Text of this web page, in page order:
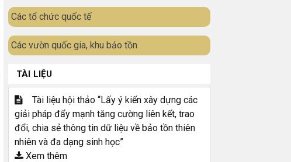
Các tổ chức quốc tế
Các vườn quốc gia, khu bảo tồn
TÀI LIỆU
Tài liệu hội thảo “Lấy ý kiến xây dựng các
giải pháp đẩy mạnh tăng cường liên kết, trao
đổi, chia sẻ thông tin dữ liệu về bảo tồn thiên
nhiên và đa dạng sinh học”
Xem thêm